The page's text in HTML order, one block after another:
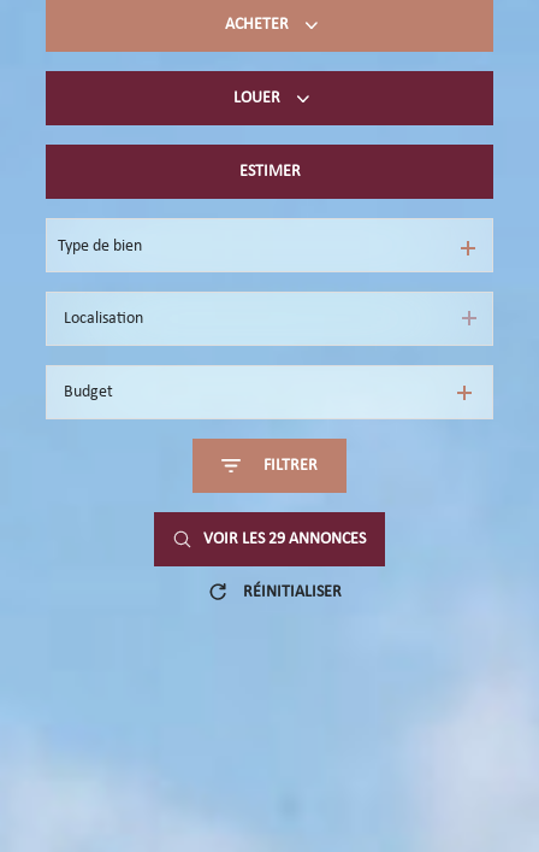
ACHETER
Acheter du résidentielLOUER
ESTIMER
Type de bien
Budget
FILTRER
VOIR LES29 ANNONCES
RÉINITIALISER